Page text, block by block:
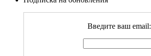
Введите ваш email: